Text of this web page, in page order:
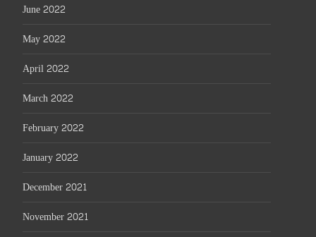
June 2022
May 2022
April 2022
March 2022
February 2022
January 2022
December 2021
November 2021